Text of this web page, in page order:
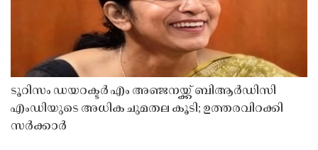
ടൂറിസം ഡയറക്ടർ എം അഞ്ജനയ്ക്ക് ബിആർഡിസി
എംഡിയുടെ അധിക ചുമതല കൂടി; ഉത്തരവിറക്കി
സർക്കാർ